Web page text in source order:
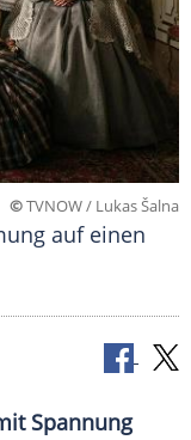
©TVNOW / Lukas Šalna
auf einen
Spannung